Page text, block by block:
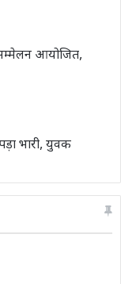
आयोजित,
भारी, युवक